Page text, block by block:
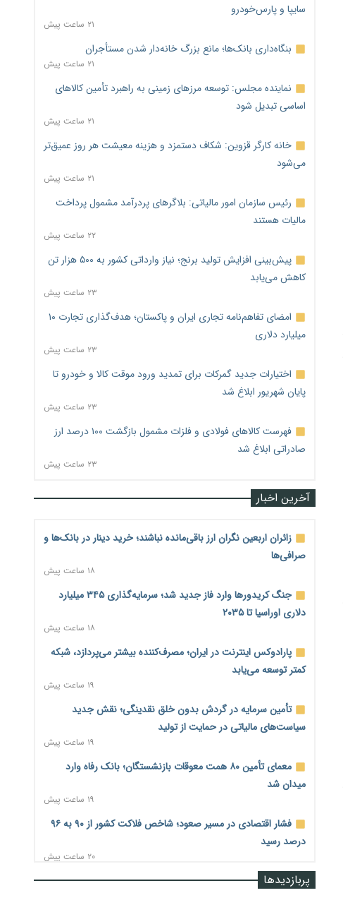
سایپا و پارس‌خودرو
۲۱ ساعت پیش
بنگاه‌داری بانک‌ها؛ مانع بزرگ خانه‌دار شدن مستأجران
۲۱ ساعت پیش
نماینده مجلس: توسعه مرزهای زمینی به راهبرد تأمین کالاهای
اساسی تبدیل شود
۲۱ ساعت پیش
خانه کارگر قزوین: شکاف دستمزد و هزینه معیشت هر روز عمیق‌تر
می‌شود
۲۱ ساعت پیش
رئیس سازمان امور مالیاتی: بلاگرهای پردرآمد مشمول پرداخت
مالیات هستند
۲۲ ساعت پیش
پیش‌بینی افزایش تولید برنج؛ نیاز وارداتی کشور به ۵۰۰ هزار تن
کاهش می‌یابد
۲۳ ساعت پیش
امضای تفاهم‌نامه تجاری ایران و پاکستان؛ هدف‌گذاری تجارت ۱۰
میلیارد دلاری
۲۳ ساعت پیش
اختیارات جدید گمرکات برای تمدید ورود موقت کالا و خودرو تا
پایان شهریور ابلاغ شد
۲۳ ساعت پیش
فهرست کالاهای فولادی و فلزات مشمول بازگشت ۱۰۰ درصد ارز
صادراتی ابلاغ شد
۲۳ ساعت پیش
آخرین اخبار
زائران اربعین نگران ارز باقی‌مانده نباشند؛ خرید دینار در بانک‌ها و
صرافی‌ها
۱۸ ساعت پیش
جنگ کریدورها وارد فاز جدید شد؛ سرمایه‌گذاری ۳۴۵ میلیارد
دلاری اوراسیا تا ۲۰۳۵
۱۸ ساعت پیش
پارادوکس اینترنت در ایران؛ مصرف‌کننده بیشتر می‌پردازد، شبکه
کمتر توسعه می‌یابد
۱۹ ساعت پیش
تأمین سرمایه در گردش بدون خلق نقدینگی؛ نقش جدید
سیاست‌های مالیاتی در حمایت از تولید
۱۹ ساعت پیش
معمای تأمین ۸۰ همت معوقات بازنشستگان؛ بانک رفاه وارد
میدان شد
۱۹ ساعت پیش
فشار اقتصادی در مسیر صعود؛ شاخص فلاکت کشور از ۹۰ به ۹۶
درصد رسید
۲۰ ساعت پیش
رشد ۷۵ هزار میلیاردی بازار خرید اعتباری؛ فین‌تک‌ها وارد میدان پربازدیدها